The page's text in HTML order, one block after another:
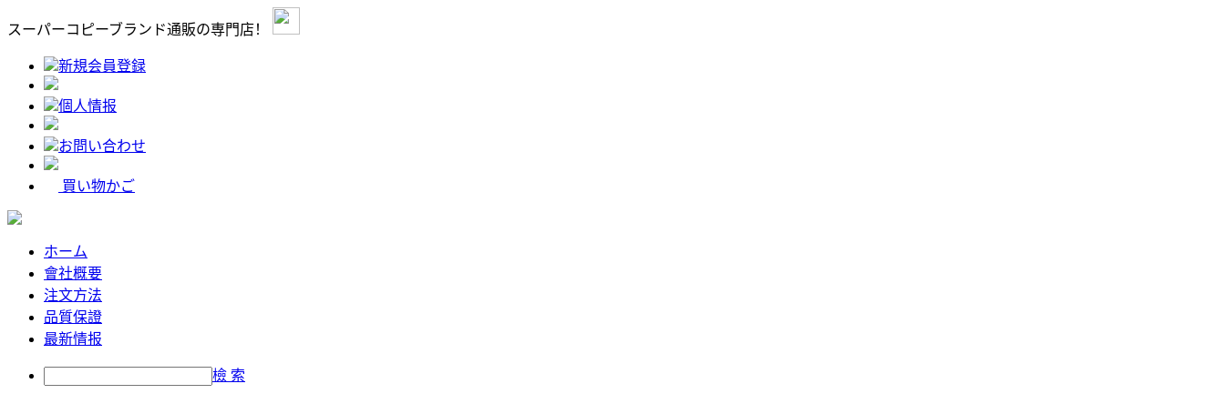
スーパーコピーブランド通販の専門店！
新規会員登録
個人情报
お問い合わせ
買い物かご
ホーム
會社概要
注文方法
品質保證
最新情报
檢 索